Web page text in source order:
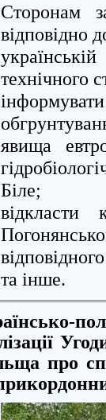
Сторонам
відповідно
технічного
явища
Біле;
відкласти
та інше.
про